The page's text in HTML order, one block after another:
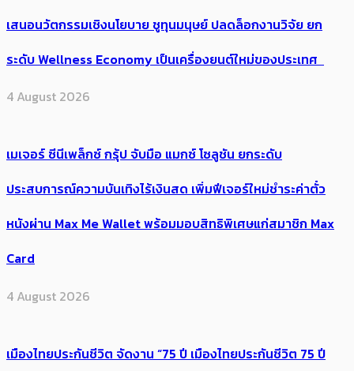
เสนอนวัตกรรมเชิงนโยบาย ชูทุนมนุษย์ ปลดล็อกงานวิจัย ยก
ระดับ Wellness Economy เป็นเครื่องยนต์ใหม่ของประเทศ
4 August 2026
เมเจอร์ ซีนีเพล็กซ์ กรุ้ป จับมือ แมกซ์ โซลูชัน ยกระดับ
ประสบการณ์ความบันเทิงไร้เงินสด เพิ่มฟีเจอร์ใหม่ชำระค่าตั๋ว
หนังผ่าน Max Me Wallet พร้อมมอบสิทธิพิเศษแก่สมาชิก Max
Card
4 August 2026
เมืองไทยประกันชีวิต จัดงาน “75 ปี เมืองไทยประกันชีวิต 75 ปี